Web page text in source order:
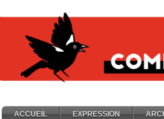
ACCUEIL EXPRESSION